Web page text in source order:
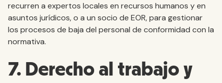
recurren a expertos locales en recursos humanos y en
asuntos jurídicos, o a un socio de EOR, para gestionar
los procesos de baja del personal de conformidad con la
normativa.
7. Derecho al trabajo y